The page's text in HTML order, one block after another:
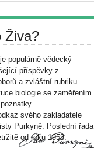
Živa?
populárně vědecký
příspěvky z
a zvláštní rubriku
biologie se zaměřením
svého zakladatele
Purkyně. Poslední řada
od roku 1953.